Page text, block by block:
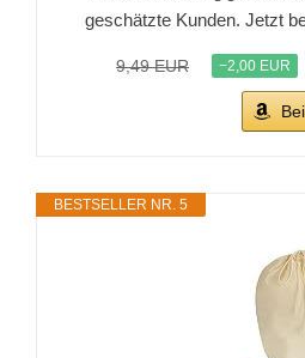
geschätzte Kunden. Jetzt
9,49 EUR −2,00 EUR
BESTSELLER NR. 5